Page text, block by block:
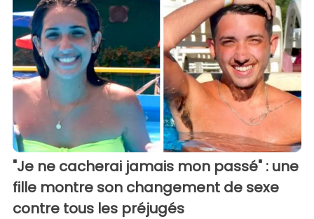
"Je ne cacherai jamais mon passé" : une
fille montre son changement de sexe
contre tous les préjugés